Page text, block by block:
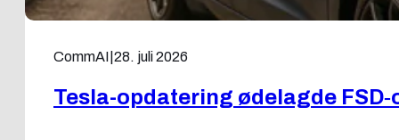
CommAI 28. juli 2026
Tesla-opdatering ødelagde